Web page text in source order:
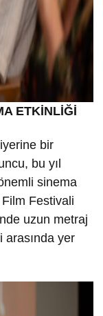
ETKİNLİĞİ
bir
bu yıl
sinema
Festivali
uzun metraj
arasında yer